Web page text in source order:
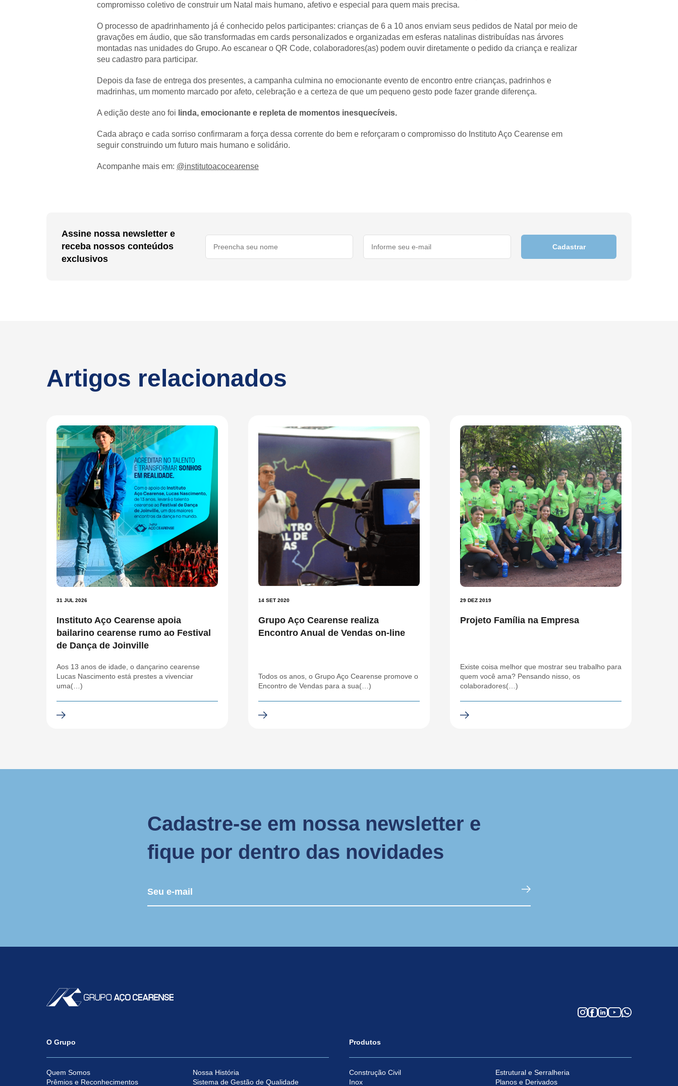
compromisso coletivo de construir um Natal mais humano, afetivo e especial para quem mais precisa.
O processo de apadrinhamento já é conhecido pelos participantes: crianças de 6 a 10 anos enviam seus pedidos de Natal por meio de
gravações em áudio, que são transformadas em cards personalizados e organizadas em esferas natalinas distribuídas nas árvores
montadas nas unidades do Grupo. Ao escanear o QR Code, colaboradores(as) podem ouvir diretamente o pedido da criança e realizar
seu cadastro para participar.
Depois da fase de entrega dos presentes, a campanha culmina no emocionante evento de encontro entre crianças, padrinhos e
madrinhas, um momento marcado por afeto, celebração e a certeza de que um pequeno gesto pode fazer grande diferença.
A edição deste ano foi linda, emocionante e repleta de momentos inesquecíveis.
Cada abraço e cada sorriso confirmaram a força dessa corrente do bem e reforçaram o compromisso do Instituto Aço Cearense em
seguir construindo um futuro mais humano e solidário.
Acompanhe mais em: @‌institutoacocearense
Assine nossa newsletter e
receba nossos conteúdos
exclusivos
Cadastrar
Artigos relacionados
31 JUL 2026
Instituto Aço Cearense apoia
bailarino cearense rumo ao Festival
de Dança de Joinville
Aos 13 anos de idade, o dançarino cearense
Lucas Nascimento está prestes a vivenciar
uma(…)
14 SET 2020
Grupo Aço Cearense realiza
Encontro Anual de Vendas on-line
Todos os anos, o Grupo Aço Cearense promove o
Encontro de Vendas para a sua(…)
29 DEZ 2019
Projeto Família na Empresa
Existe coisa melhor que mostrar seu trabalho para
quem você ama? Pensando nisso, os
colaboradores(…)
Cadastre-se em nossa newsletter e
fique por dentro das novidades
O Grupo
Quem Somos
Nossa História
Prêmios e Reconhecimentos
Sistema de Gestão de Qualidade
Produtos
Construção Civil
Estrutural e Serralheria
Inox
Planos e Derivados